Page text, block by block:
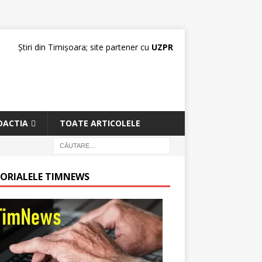
Știri din Timișoara; site partener cu UZPR
TOATE ARTICOLELE
TIMNEWS